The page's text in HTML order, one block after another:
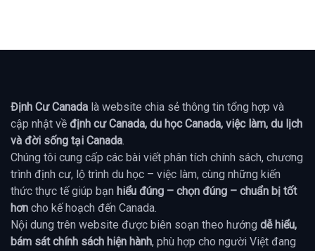
Định Cư Canada là website chia sẻ thông tin tổng hợp và
cập nhật về định cư Canada, du học Canada, việc làm, du lịch
và đời sống tại Canada.
Chúng tôi cung cấp các bài viết phân tích chính sách, chương
trình định cư, lộ trình du học – việc làm, cùng những kiến
thức thực tế giúp bạn hiểu đúng – chọn đúng – chuẩn bị tốt
hơn cho kế hoạch đến Canada.
Nội dung trên website được biên soạn theo hướng dễ hiểu,
bám sát chính sách hiện hành, phù hợp cho người Việt đang